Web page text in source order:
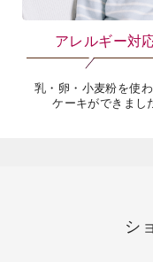
アレルギー対
乳・卵・小麦粉を使
ケーキができまし
シ